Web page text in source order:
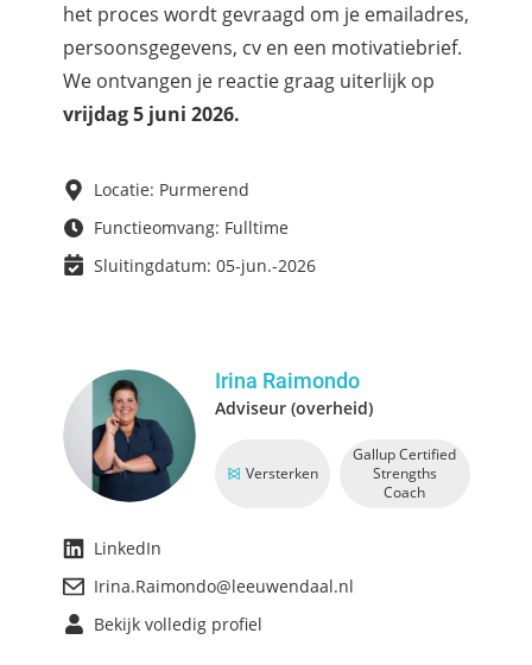
het proces wordt gevraagd om je emailadres,
persoonsgegevens, cv en een motivatiebrief.
We ontvangen je reactie graag uiterlijk op
vrijdag 5 juni 2026.
Locatie: Purmerend
Functieomvang: Fulltime
Sluitingdatum: 05-jun.-2026
Irina Raimondo
Adviseur (overheid)
Versterken
Gallup Certified
Strengths
Coach
LinkedIn
Irina.Raimondo@leeuwendaal.nl
Bekijk volledig profiel